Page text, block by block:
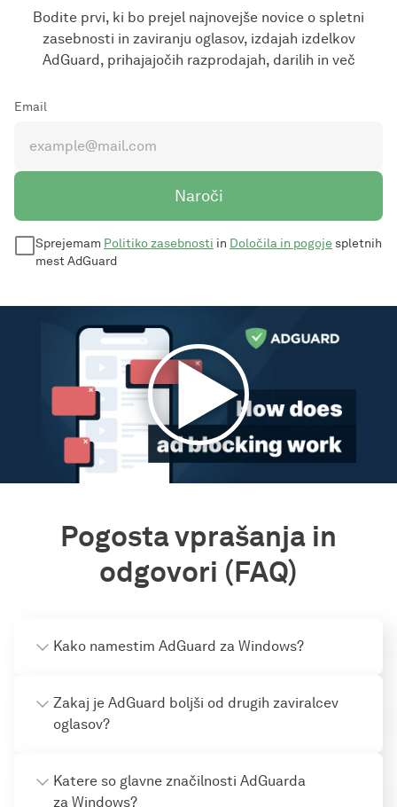
Bodite prvi, ki bo prejel najnovejše novice o spletni
zasebnosti in zaviranju oglasov, izdajah izdelkov
AdGuard, prihajajočih razprodajah, darilih in več
Email
Naroči
Sprejemam Politiko zasebnosti in Določila in pogojespletnih
mest AdGuard
Pogosta vprašanja in
odgovori (FAQ)
Kako namestim AdGuard za Windows?
Zakaj je AdGuard boljši od drugih zaviralcev
oglasov?
Katere so glavne značilnosti AdGuarda
za Windows?